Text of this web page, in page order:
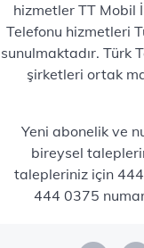
hizmetler TT Mobil
Telefonu hizmetleri
sunulmaktadır. Türk
şirketleri ortak
Yeni abonelik ve
bireysel
talepleriniz için
444 0375